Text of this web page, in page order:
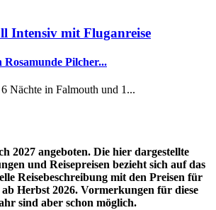
Intensiv mit Fluganreise
Pilcher...
Nächte in Falmouth und 1...
2027 angeboten. Die hier dargestellte
und Reisepreisen bezieht sich auf das
Reisebeschreibung mit den Preisen für
Herbst 2026. Vormerkungen für diese
sind aber schon möglich.